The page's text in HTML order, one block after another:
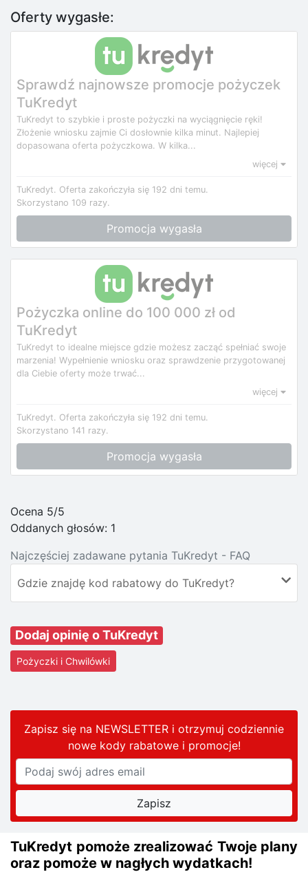
Oferty wygasłe:
Sprawdź najnowsze promocje pożyczek
TuKredyt
TuKredyt to szybkie i proste pożyczki na wyciągnięcie ręki!
Złożenie wniosku zajmie Ci dosłownie kilka minut. Najlepiej
dopasowana oferta pożyczkowa. W kilka...
więcej
TuKredyt. Oferta zakończyła się 192 dni temu.
Skorzystano 109 razy.
Promocja wygasła
Pożyczka online do 100 000 zł od
TuKredyt
TuKredyt to idealne miejsce gdzie możesz zacząć spełniać swoje
marzenia! Wypełnienie wniosku oraz sprawdzenie przygotowanej
dla Ciebie oferty może trwać...
więcej
TuKredyt. Oferta zakończyła się 192 dni temu.
Skorzystano 141 razy.
Promocja wygasła
Ocena 5/5
Oddanych głosów: 1
Najczęściej zadawane pytania TuKredyt - FAQ
Gdzie znajdę kod rabatowy do TuKredyt?
Dodaj opinię o TuKredyt
Pożyczki i Chwilówki
Zapisz się na NEWSLETTER i otrzymuj codziennie
nowe kody rabatowei promocje!
TuKredyt pomoże zrealizować Twoje plany
oraz pomoże w nagłych wydatkach!